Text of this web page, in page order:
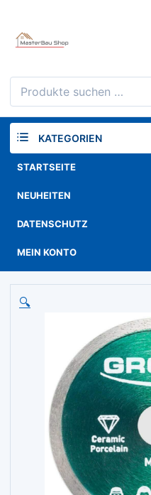
content
Suchen
nach:
KATEGORIEN
STARTSEITE
NEUHEITEN
DATENSCHUTZ
MEIN KONTO
🔍